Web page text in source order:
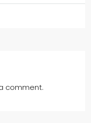
comment.